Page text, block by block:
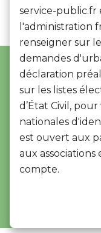
service-public.fr
l'administration
renseigner sur
demandes
déclaration
sur les listes
d’État Civil,
nationales
est ouvert aux
aux
compte.